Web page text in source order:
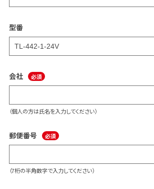
型番
会社
（個人の方は氏名を入力してください）
郵便番号
（7桁の半角数字で入力してください）